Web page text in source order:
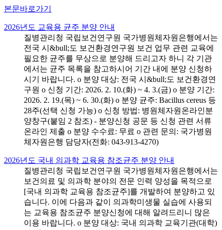
본문바로가기
2026년도 교육용 균주 분양 안내
질병관리청 국립보건연구원 국가병원체자원은행에서는
전국 시&bull;도 보건환경연구원 보건 업무 관련 교육에
필요한 균주를 무상으로 분양해 드리고자 하니 각 기관
에서는 균주 목록을 참고하시어 기간 내에 분양 신청하
시기 바랍니다. o 분양 대상: 전국 시&bull;도 보건환경연
구원 o 신청 기간: 2026. 2. 10.(화) ~ 4. 3.(금) o 분양 기간:
2026. 2. 19.(목) ~ 6. 30.(화) o 분양 균주: Bacillus cereus 등
28주(선택 신청 가능) o 신청 방법: 병원체자원온라인분
양창구(붙임 2 참조) - 분양신청 공문 등 신청 관련 서류
온라인 제출 o 분양 수수료: 무료 o 관련 문의: 국가병원
체자원은행 담당자(전화: 043-913-4270)
2026년도 국내 의과학 교육용 참조균주 분양 안내
질병관리청 국립보건연구원 국가병원체자원은행에서는
보건의료 및 의과학 분야의 전문 인력 양성을 목적으로
[국내 의과학 교육용 참조균주]를 개발하여 분양하고 있
습니다. 이에 다음과 같이 의과학미생물 실습에 사용되
는 교육용 참조균주 분양신청에 대해 알려드리니 많은
이용 바랍니다. o 분양 대상: 국내 의과학 교육기관(대학)